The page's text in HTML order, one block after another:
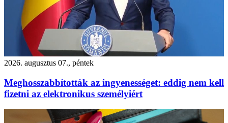
2026. augusztus 07., péntek
Meghosszabbították az ingyenességet: eddig nem kell
fizetni az elektronikus személyiért